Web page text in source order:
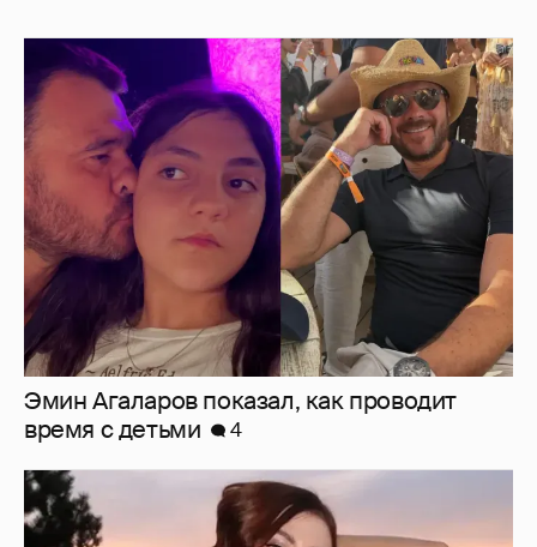
Эмин Агаларов показал, как проводит
время с детьми
4